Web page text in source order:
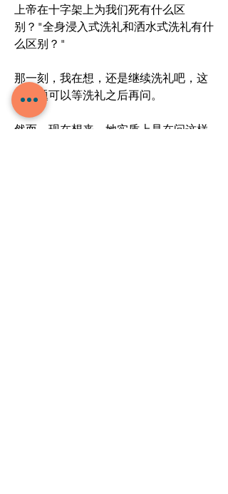
上帝在十字架上为我们死有什么区
别？"全身浸入式洗礼和洒水式洗礼有什
么区别？"
那一刻，我在想，还是继续洗礼吧，这
些问题可以等洗礼之后再问。
然而，现在想来，她实质上是在问这样